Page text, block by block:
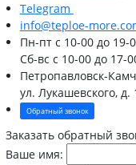
Telegram
info@teploe-
Пн-птс 10-00 до 19-
Сб-вс с 10-00 до 17-
Петропавловск-
ул. Лукашевского, д.
Обратный звонок
Заказать обратный
Ваше имя: